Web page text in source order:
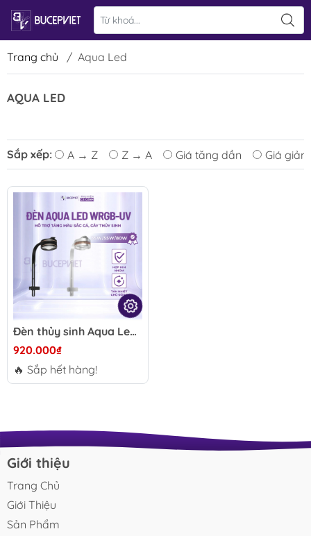
Trang chủ / Aqua Led
AQUA LED
Sắp xếp: A → Z Z → A Giá tăng dần Giá
Đèn thủy sinh Aqua Led WRGB-UV 35W-80W - Quang phổ rộng, tăng màu cá cây, hiệu ứng Biotope tự nhiên
920.000₫
🔥 Sắp hết hàng!
Giới thiệu
Trang Chủ
Giới Thiệu
Sản Phẩm